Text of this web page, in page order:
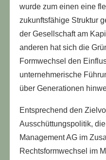
wurde zum einen eine
zukunftsfähige Struktur
der Gesellschaft am
anderen hat sich die
Formwechsel den
unternehmerische
über Generationen
Entsprechend den
Ausschüttungspolitik,
Management AG im
Rechtsformwechsel im